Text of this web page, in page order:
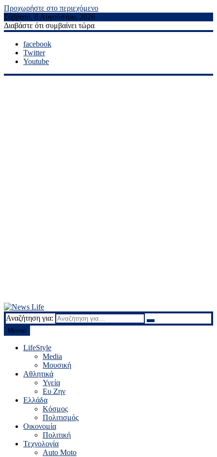
Προχωρήστε στο περιεχόμενο
Σάββατο, 8 Αυγούστου, 2026
Διαβάστε ότι συμβαίνει τώρα
facebook
Twitter
Youtube
News Life
Ειδήσεις και νέα
Αναζήτηση για:
Μενού
LifeStyle
Media
Μουσική
Αθλητικά
Υγεία
Ευ Ζην
Ελλάδα
Κόσμος
Πολιτισμός
Οικονομία
Πολιτική
Τεχνολογία
Auto Moto